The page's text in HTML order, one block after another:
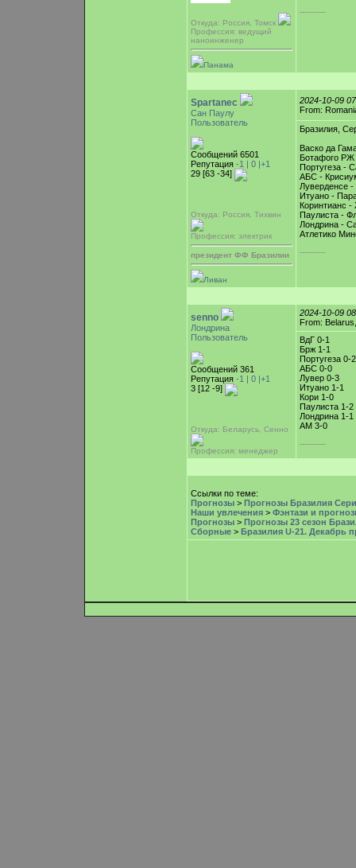
Откуда: Россия, Томск
Профессия: ведущий
наноинженер
Панама
-----------
Spartanec
Сан Паулу
Пользователь
Сообщений 6501
Репутация -1 | 0 |+1
29 [63 -34]
Откуда: Россия, Тихвин
Профессия: электрик
президент ФФ Бразилии
Ливан
2024-10-09
From:
Бразилия,
Васко да
Ботафого РЖ
Португеза -
АБС -
Луверденсе
Итуано -
Коринтианс
Паулиста -
Лондрина -
Атлетико
-----------
senno
Лондрина
Пользователь
Сообщений 361
Репутация -1 | 0 |+1
3 [12 -9]
Откуда: Беларусь, Cенно
Профессия: менеджер
2024-10-09
From:
ВдГ 0-1
Брж 1-1
Португеза 0-2
АБС 0-0
Лувер 0-3
Итуано 1-1
Кори 1-0
Паулиста 1-2
Лондрина 1-1
АМ 3-0
-----------
Ссылки по теме:
Прогнозы > Прогнозы Бразилия
Наши увлечения > Фэнтази и
Прогнозы > Прогнозы 23 сезон
Сборные > Бразилия U-21. Декабрь